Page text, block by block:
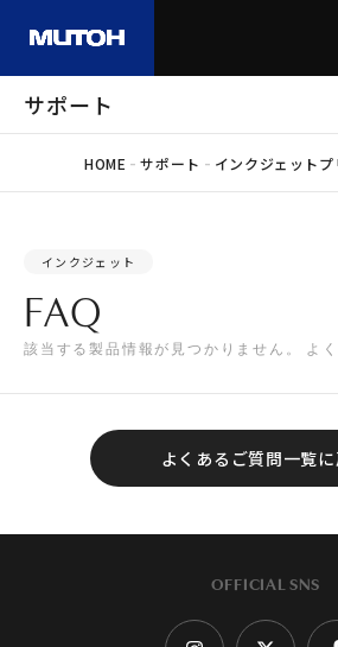
サポート
HOME -サポート - インクジェットプ
インクジェット
FAQ
該当する製品情報が見つかりません。 よ
よくあるご質問一覧に
OFFICIAL SNS